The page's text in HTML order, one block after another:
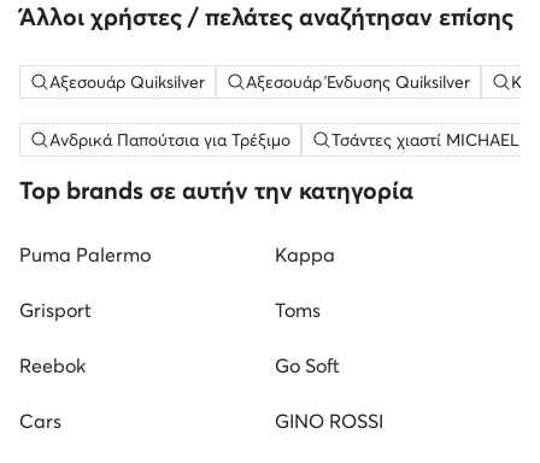
Άλλοι χρήστες / πελάτες αναζήτησαν επίσης
Αξεσουάρ Quiksilver Αξεσουάρ Ένδυσης Quiksilver
Ανδρικά Παπούτσια για Τρέξιμο Τσάντες χιαστί MICHAEL
Top brands σε αυτήν την κατηγορία
Puma Palermo Kappa
Grisport Toms
Reebok Go Soft
Cars GINO ROSSI